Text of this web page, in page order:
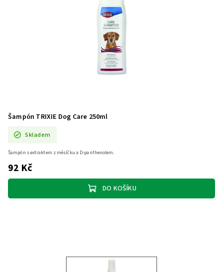
Šampón TRIXIE Dog Care 250ml
Skladem
92 Kč
DO KOŠÍKU
Šampón s extraktem z měsíčku a D-panthenolem.